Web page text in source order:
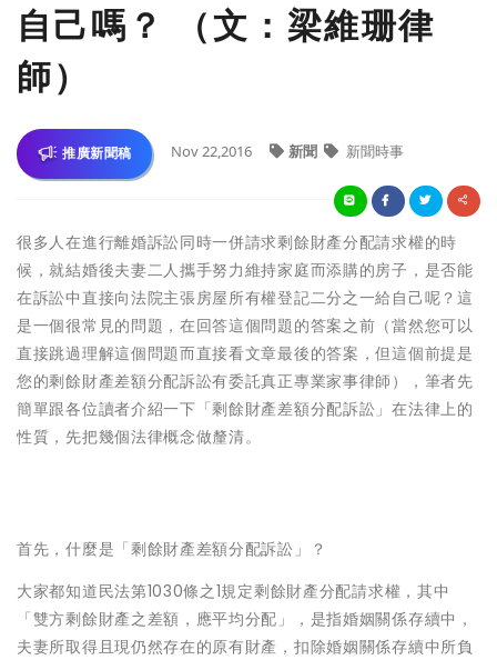
自己嗎？ （文：梁維珊律
師）
推廣新聞稿 Nov 22,2016 新聞 新聞時事
很多人在進行離婚訴訟同時一併請求剩餘財產分配請求權的時
候，就結婚後夫妻二人攜手努力維持家庭而添購的房子，是否能
在訴訟中直接向法院主張房屋所有權登記二分之一給自己呢？這
是一個很常見的問題，在回答這個問題的答案之前（當然您可以
直接跳過理解這個問題而直接看文章最後的答案，但這個前提是
您的剩餘財產差額分配訴訟有委託真正專業家事律師），筆者先
簡單跟各位讀者介紹一下「剩餘財產差額分配訴訟」在法律上的
性質，先把幾個法律概念做釐清。
首先，什麼是「剩餘財產差額分配訴訟」？
大家都知道民法第1030條之1規定剩餘財產分配請求權，其中
「雙方剩餘財產之差額，應平均分配」，是指婚姻關係存續中，
夫妻所取得且現仍然存在的原有財產，扣除婚姻關係存續中所負